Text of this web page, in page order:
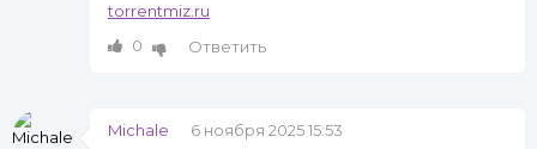
torrentmiz.ru
0
Ответить
Michale
6 ноября 2025 15:53